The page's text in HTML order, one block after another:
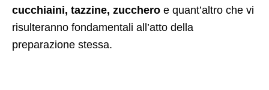
cucchiaini, tazzine, zucchero e quant’altro che vi
risulteranno fondamentali all’atto della
preparazione stessa.